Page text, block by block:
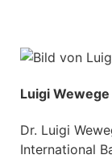
Luigi Wewege
Dr. Luigi
International